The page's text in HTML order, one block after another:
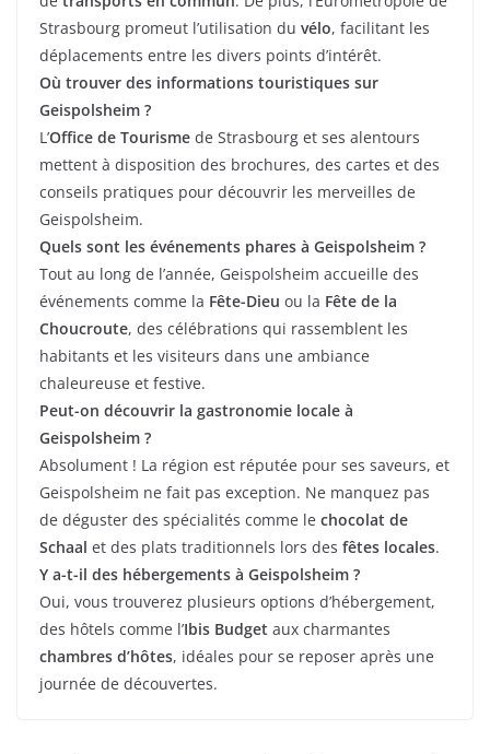
Strasbourg promeut l’utilisation du vélo, facilitant les
déplacements entre les divers points d’intérêt.
Où trouver des informations touristiques sur
Geispolsheim ?
L’Office de Tourisme de Strasbourg et ses alentours
mettent à disposition des brochures, des cartes et des
conseils pratiques pour découvrir les merveilles de
Geispolsheim.
Quels sont les événements phares à Geispolsheim ?
Tout au long de l’année, Geispolsheim accueille des
événements comme la Fête-Dieu ou la Fête de la
Choucroute, des célébrations qui rassemblent les
habitants et les visiteurs dans une ambiance
chaleureuse et festive.
Peut-on découvrir la gastronomie locale à
Geispolsheim ?
Absolument ! La région est réputée pour ses saveurs, et
Geispolsheim ne fait pas exception. Ne manquez pas
de déguster des spécialités comme le chocolat de
Schaal et des plats traditionnels lors des fêtes locales.
Y a-t-il des hébergements à Geispolsheim ?
Oui, vous trouverez plusieurs options d’hébergement,
des hôtels comme l’Ibis Budget aux charmantes
chambres d’hôtes, idéales pour se reposer après une
journée de découvertes.